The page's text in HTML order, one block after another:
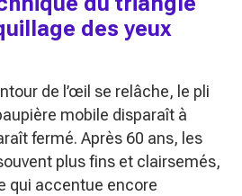
des yeux
de l’œil se relâche, le pli
mobile disparaît à
fermé. Après 60 ans, les
plus fins et clairsemés,
qui accentue encore